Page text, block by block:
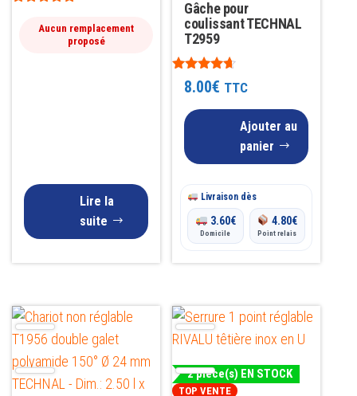
Aucun remplacement
proposé
Lire la
suite
Gâche pour
coulissant TECHNAL
T2959
Note
4.538.00€ TTC
Ajouter au
panier
Livraison dès
3.60€
Domicile
4.80€
Point relais
2 pièce(s) EN STOCK
TOP VENTE